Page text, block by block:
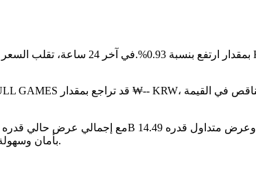
على مدار الأيام السبعة الماضية، تغير سعر PLAYA3ULL GAMES بمقدار ارتفع بنسبة 0.93%.
بأمان وسهولة.